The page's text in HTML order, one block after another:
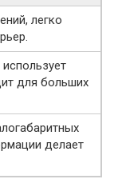
легко
для больших
делает